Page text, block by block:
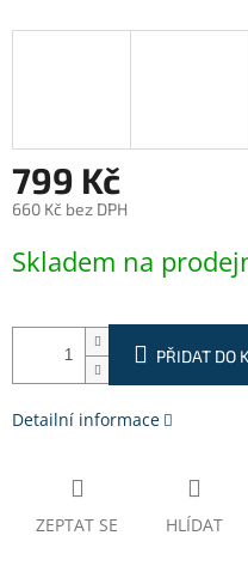
799 Kč
660 Kč bez DPH
cena:
Skladem na
PŘIDAT DO
Detailní informace
ZEPTAT SE HLÍDAT